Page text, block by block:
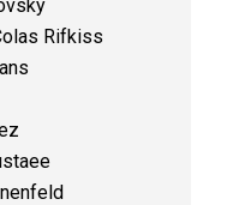
Rifkiss